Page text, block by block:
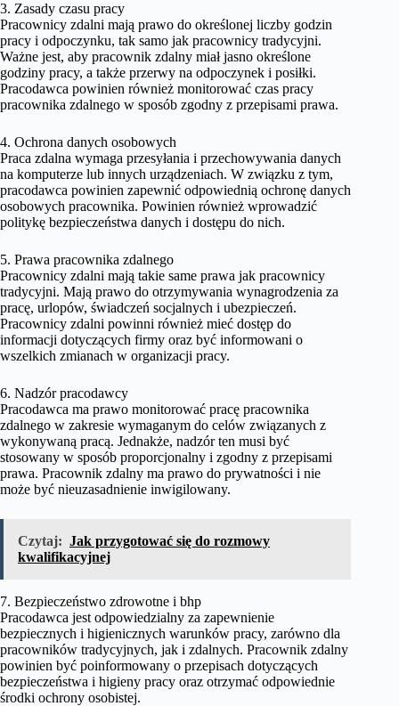
3. Zasady czasu pracy
Pracownicy zdalni mają prawo do określonej liczby godzin
pracy i odpoczynku, tak samo jak pracownicy tradycyjni.
Ważne jest, aby pracownik zdalny miał jasno określone
godziny pracy, a także przerwy na odpoczynek i posiłki.
Pracodawca powinien również monitorować czas pracy
pracownika zdalnego w sposób zgodny z przepisami prawa.
4. Ochrona danych osobowych
Praca zdalna wymaga przesyłania i przechowywania danych
na komputerze lub innych urządzeniach. W związku z tym,
pracodawca powinien zapewnić odpowiednią ochronę danych
osobowych pracownika. Powinien również wprowadzić
politykę bezpieczeństwa danych i dostępu do nich.
5. Prawa pracownika zdalnego
Pracownicy zdalni mają takie same prawa jak pracownicy
tradycyjni. Mają prawo do otrzymywania wynagrodzenia za
pracę, urlopów, świadczeń socjalnych i ubezpieczeń.
Pracownicy zdalni powinni również mieć dostęp do
informacji dotyczących firmy oraz być informowani o
wszelkich zmianach w organizacji pracy.
6. Nadzór pracodawcy
Pracodawca ma prawo monitorować pracę pracownika
zdalnego w zakresie wymaganym do celów związanych z
wykonywaną pracą. Jednakże, nadzór ten musi być
stosowany w sposób proporcjonalny i zgodny z przepisami
prawa. Pracownik zdalny ma prawo do prywatności i nie
może być nieuzasadnienie inwigilowany.
Czytaj: Jak przygotować się do rozmowy
kwalifikacyjnej
7. Bezpieczeństwo zdrowotne i bhp
Pracodawca jest odpowiedzialny za zapewnienie
bezpiecznych i higienicznych warunków pracy, zarówno dla
pracowników tradycyjnych, jak i zdalnych. Pracownik zdalny
powinien być poinformowany o przepisach dotyczących
bezpieczeństwa i higieny pracy oraz otrzymać odpowiednie
środki ochrony osobistej.